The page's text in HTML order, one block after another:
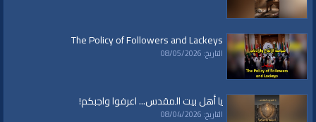
The Policy of Followers and Lackeys
التاريخ: 08/05/2026
يا أهل بيت المقدس... اعرفوا واجبكم!
التاريخ: 08/04/2026